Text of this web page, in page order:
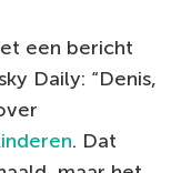
een bericht
Daily: “Denis,
. Dat